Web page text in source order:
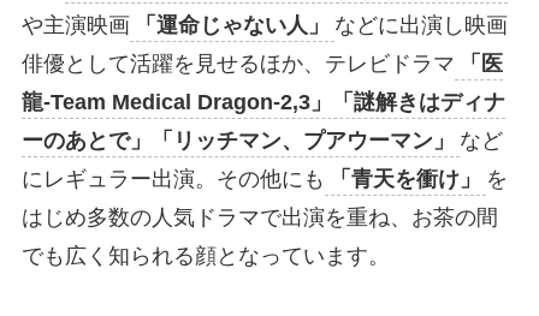
や主演映画
「運命じゃない人」
などに出演し映画
俳優として活躍を見せるほか、テレビドラマ
「医
龍-Team Medical Dragon-2,3」「謎解きはディナ
ーのあとで」「リッチマン、プアウーマン」
など
にレギュラー出演。その他にも
「青天を衝け」
を
はじめ多数の人気ドラマで出演を重ね、お茶の間
でも広く知られる顔となっています。